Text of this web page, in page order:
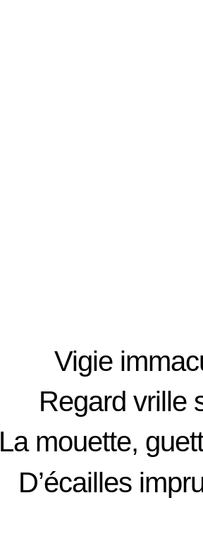
Vigie
Regard vrille
La mouette,
D’écailles